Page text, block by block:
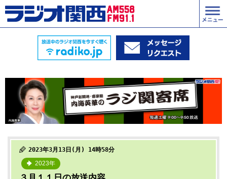
2023年3月13日(月) 14時58分
2023年